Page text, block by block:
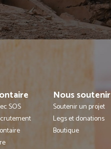
SOS
Nous soutenir
Soutenir un projet
Legs et donations
Boutique